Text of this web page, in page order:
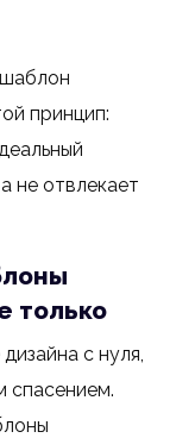
шаблон
принцип:
не отвлекает
только
с нуля,
спасением.